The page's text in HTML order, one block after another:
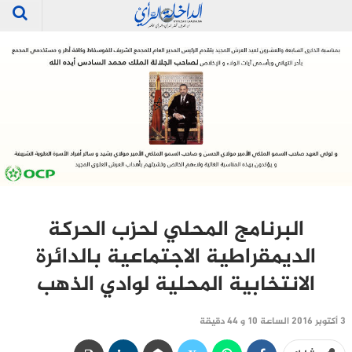
البرنامج المحلي لحزب الحركة
الديمقراطية الاجتماعية بالدائرة
الانتخابية المحلية لوادي الذهب
3 أكتوبر 2016 الساعة 10 و 44 دقيقة